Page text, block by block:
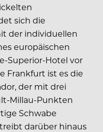
sich die
der individuellen
europäischen
Superior-Hotel vor
Frankfurt ist es die
der mit drei
Millau-Punkten
Schwabe
darüber hinaus